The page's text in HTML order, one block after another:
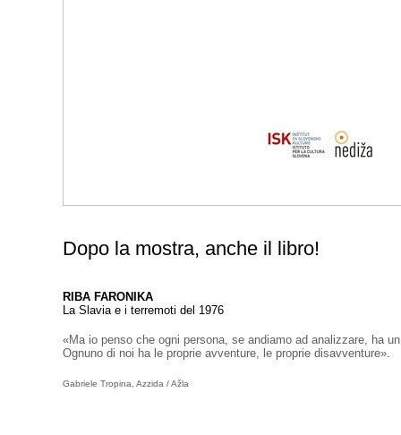
Dopo la mostra, anche il libro!
RIBA FARONIKA
La Slavia e i terremoti del 1976
«Ma io penso che ogni persona, se andiamo ad analizzare, ha
Ognuno di noi ha le proprie avventure, le proprie disavventure».
Gabriele Tropina, Azzida / Ažla